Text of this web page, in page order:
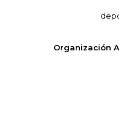
Organización